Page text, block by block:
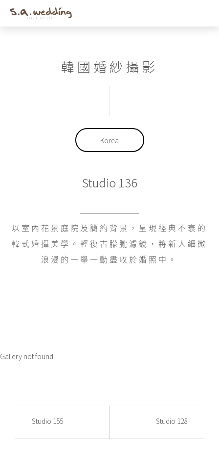
Skip
韓國婚紗攝影
Korea
Studio 136
以室內花景庭院及簡約背景，呈現經典不衰的
韓式婚攝美學。輕復古朦朧濾鏡，將新人細微
浪漫的一舉一動盡收於婚照中。
Gallery not found.
Studio 155 Studio 128